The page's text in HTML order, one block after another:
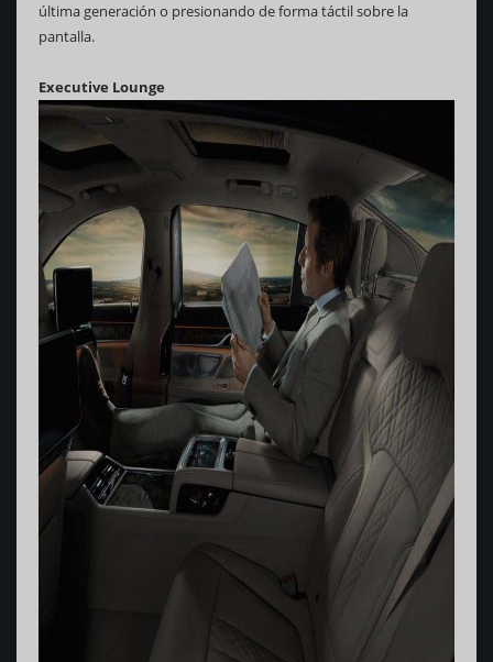
última generación o presionando de forma táctil sobre la
pantalla.
Executive Lounge